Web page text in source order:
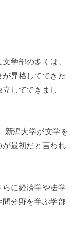
学部の多くは、
昇格してできた
してできまし
新潟大学が文学を
最初だと言われ
に経済学や法学
分野を学ぶ学部